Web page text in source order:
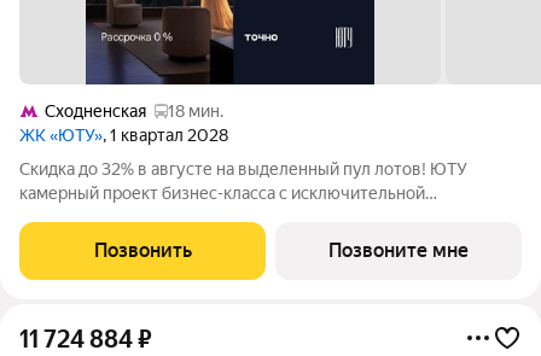
Сходненская
18 мин.
ЖК «ЮТУ», 1 квартал 2028
Скидка до 32% в августе на выделенный пул лотов! ЮТУ
камерный проект бизнес-класса с исключительной
благоустроенной набережной канала имени Москвы. Проект
создает идеальный баланс жизни в
Позвонить Позвоните мне
11 724 884₽